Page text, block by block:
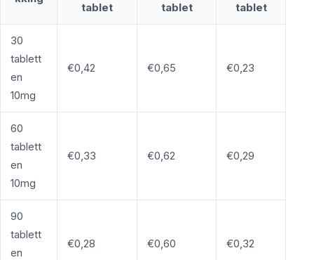
tablet
tablet
tablet
30
tablett
en
10mg
€0,42 €0,65 €0,23
60
tablett
en
10mg
€0,33 €0,62 €0,29
90
tablett
en
€0,28 €0,60 €0,32